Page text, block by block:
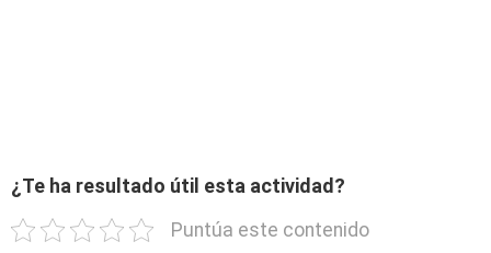
¿Te ha resultado útil esta actividad?
Puntúa este contenido